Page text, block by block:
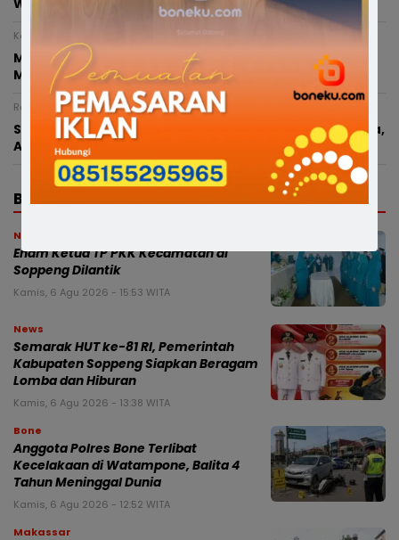
Watampone, Balita 4 Tahun Meninggal Dunia
Kamis, 6 Agustus 2026 - 00:25 WITA
Miris, Bocah 8 Tahun Diduga Dianiaya Saat Hendak
Mengaji di Masjid, Kepala Bocor hingga Dijahit
Rabu, 5 Agustus 2026 - 21:18 WITA
Satresnarkoba Polres Bone Ungkap 35 Kasus Narkotika,
Amankan 42 Tersangka dan Sita 78,65 Gram Sabu
BERITA TERBARU
News
Enam Ketua TP PKK Kecamatan di
Soppeng Dilantik
Kamis, 6 Agu 2026 - 15:53 WITA
News
Semarak HUT ke-81 RI, Pemerintah
Kabupaten Soppeng Siapkan Beragam
Lomba dan Hiburan
Kamis, 6 Agu 2026 - 13:38 WITA
Bone
Anggota Polres Bone Terlibat
Kecelakaan di Watampone, Balita 4
Tahun Meninggal Dunia
Kamis, 6 Agu 2026 - 12:52 WITA
Makassar